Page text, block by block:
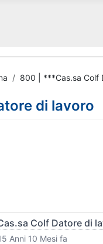
800 | ***Cas.sa Colf
di lavoro
Colf Datore di
Anni 10 Mesi fa